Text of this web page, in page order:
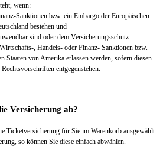
wenn:
Sanktionen bzw. ein Embargo der Europäischen
bestehen und
sind oder dem Versicherungsschutz
, Handels- oder Finanz- Sanktionen bzw.
Staaten von Amerika erlassen werden, sofern diesen
entgegenstehen.
Versicherung ab?
Ticketversicherung für Sie im Warenkorb ausgewählt.
so können Sie diese einfach abwählen.